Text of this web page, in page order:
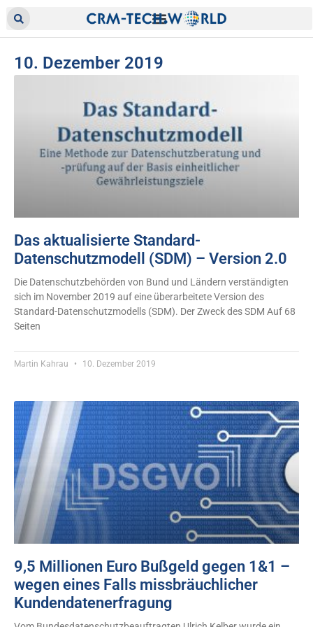
10. Dezember 2019
Das aktualisierte Standard-
Datenschutzmodell (SDM) – Version 2.0
Die Datenschutzbehörden von Bund und Ländern verständigten
sich im November 2019 auf eine überarbeitete Version des
Standard-Datenschutzmodells (SDM). Der Zweck des SDM Auf 68
Seiten
Martin Kahrau 10. Dezember 2019
9,5 Millionen Euro Bußgeld gegen 1&1 –
wegen eines Falls missbräuchlicher
Kundendatenerfragung